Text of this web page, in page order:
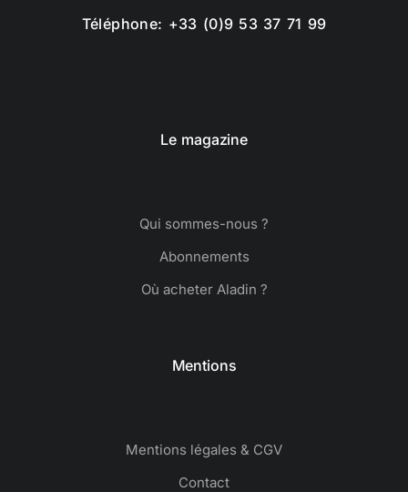
Téléphone: +33 (0)9 53 37 71 99
Le magazine
Qui sommes-nous ?
Abonnements
Où acheter Aladin ?
Mentions
Mentions légales & CGV
Contact